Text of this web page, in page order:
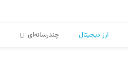
ارز دیجیتال چندرسانه‌ای